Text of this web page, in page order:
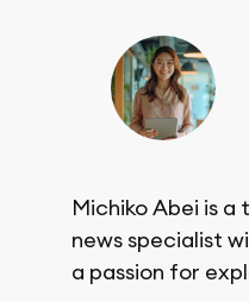
Michiko Abei is a
news specialist
a passion for